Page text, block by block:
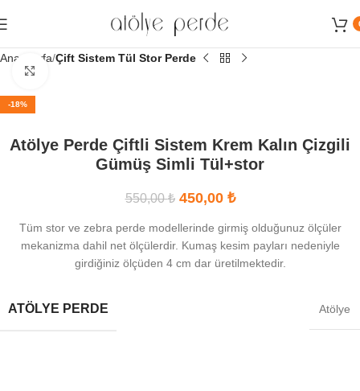
Ana Sayfa Çift Sistem Tül Stor Perde
-18%
Atölye Perde Çiftli Sistem Krem Kalın Çizgili
Gümüş Simli Tül+stor
550,00₺ 450,00 ₺
Tüm stor ve zebra perde modellerinde girmiş olduğunuz ölçüler
mekanizma dahil net ölçülerdir. Kumaş kesim payları nedeniyle
girdiğiniz ölçüden 4 cm dar üretilmektedir.
ATÖLYE PERDE Atölye